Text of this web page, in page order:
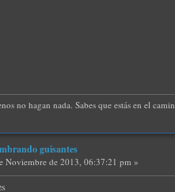
no hagan nada. Sabes que estás en el
guisantes
Noviembre de 2013, 06:37:21 pm »